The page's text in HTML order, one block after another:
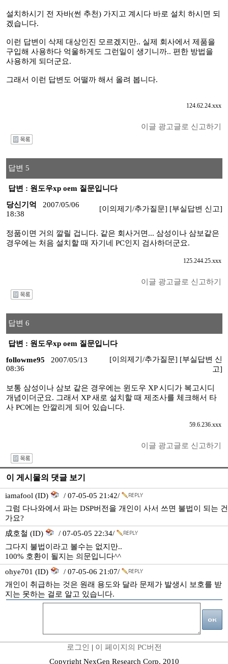
설치하시기 전 자바(썬 추천) 가지고 계시다 바로 설치 하시면 되
겠습니다.
이런 답변이 삭제 대상인진 모르겠지만.. 실제 회사에서 제품을
구입해 사용하다 억울하게도 그런일이 생기니까.. 편한 방법을
사용하게 되더군요.
그래서 이런 답변도 어떨까 해서 올려 봅니다.
124.62.24.xxx
이글 광고글로 신고하기
답변 5
답변 : 원도우xp oem 질문입니다
당신기억
2007/05/06
18:38
[이의제기/추가질문] [부실답변 신고]
정품이면 거의 깔릴 겁니다. 같은 회사거면... 삼성이나 삼보같은
경우에는 처음 설치할 때 자기네 PC인지 검사하더군요.
125.244.25.xxx
이글 광고글로 신고하기
답변 6
답변 : 원도우xp oem 질문입니다
followme95
2007/05/13
08:36
[이의제기/추가질문] [부실답변 신
고]
보통 삼성이나 삼보 같은 경우에는 윈도우 XP 시디가 복고시디
개념이더군요. 그래서 XP 새로 설치할 때 제조사를 체크해서 타
사 PC에는 안깔리게 되어 있습니다.
59.6.236.xxx
이글 광고글로 신고하기
이 게시물의 댓글 보기
iamafool (ID)
/ 07-05-05 21:42/
그럼 다나와에서 파는 DSP버전을 개인이 사서 쓰면 불법이 되는 건
가요?
成호철 (ID)
/ 07-05-05 22:34/
그다지 불법이라고 볼수는 없지만..
100% 호환이 될지는 의문입니다^^
ohye701 (ID)
/ 07-05-06 21:07/
개인이 취급하는 것은 원래 용도와 달라 문제가 발생시 보호를 받
지는 못하는 걸로 알고 있습니다.
로그인 | 이 페이지의 PC버전
Copyright NexGen Research Corp. 2010